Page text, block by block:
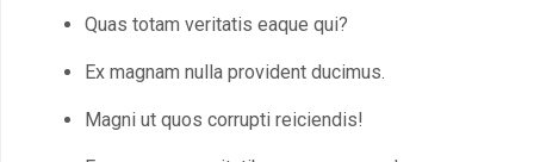
Quas totam veritatis eaque qui?
Ex magnam nulla provident ducimus.
Magni ut quos corrupti reiciendis!